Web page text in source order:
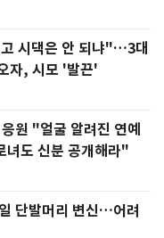
시댁은 안 되냐"…3대
자, 시모 '발끈'
원 "얼굴 알려진 연예
도 신분 공개해라"
단발머리 변신…어려